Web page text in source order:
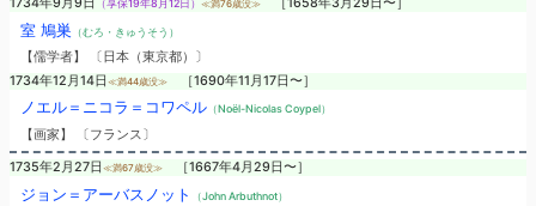
（享保19年8月12日） ≪満76歳没≫
室 鳩巣 （むろ・きゅうそう）
【儒学者】 〔日本（東京都）〕
1734年12月14日 ≪満44歳没≫ ［1690年11月17日〜］
ノエル＝ニコラ＝コワペル（Noël-Nicolas Coypel）
【画家】 〔フランス〕
1735年2月27日 ≪満67歳没≫ ［1667年4月29日〜］
ジョン＝アーバスノット （John Arbuthnot）